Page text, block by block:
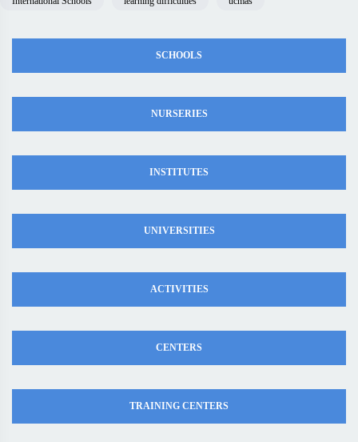
SCHOOLS
NURSERIES
INSTITUTES
UNIVERSITIES
ACTIVITIES
CENTERS
TRAINING CENTERS